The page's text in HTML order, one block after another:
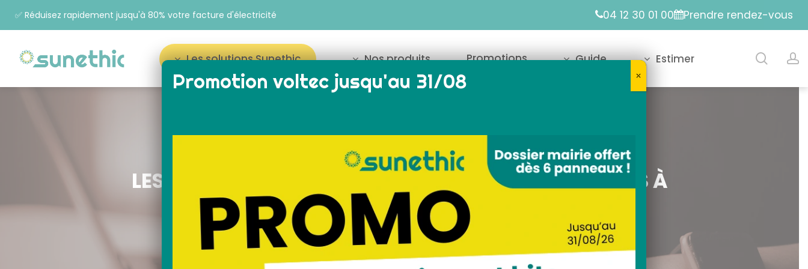
✅ Réduisez rapidement jusqu'à 80% votre facture d'électricité 04 12 30 01 00 Prendre rendez-vous
Les solutions Sunethic Nos produits Promotions Guide Estimer
Astuces
LES ARNAQUES AUX PANNEAUX PHOTOVOLTAÏQUES À
ÉVITER EN 2026
16 minutes de lecture
Promotion voltec jusqu'au 31/08 ⤬